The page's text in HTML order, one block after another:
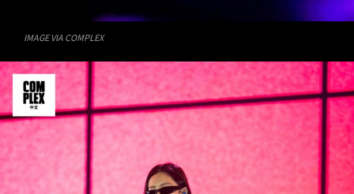
IMAGE VIA COMPLEX